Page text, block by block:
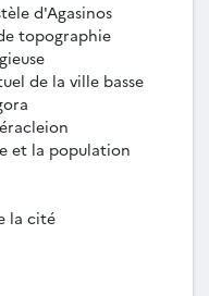
d'Agasinos
topographie
de la ville basse
et la population
la cité